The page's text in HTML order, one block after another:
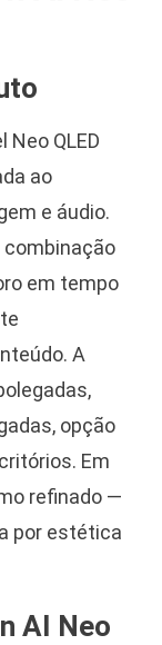
QLED
ao
e áudio.
combinação
em tempo
A
opção
Em
refinado —
por estética
AI Neo